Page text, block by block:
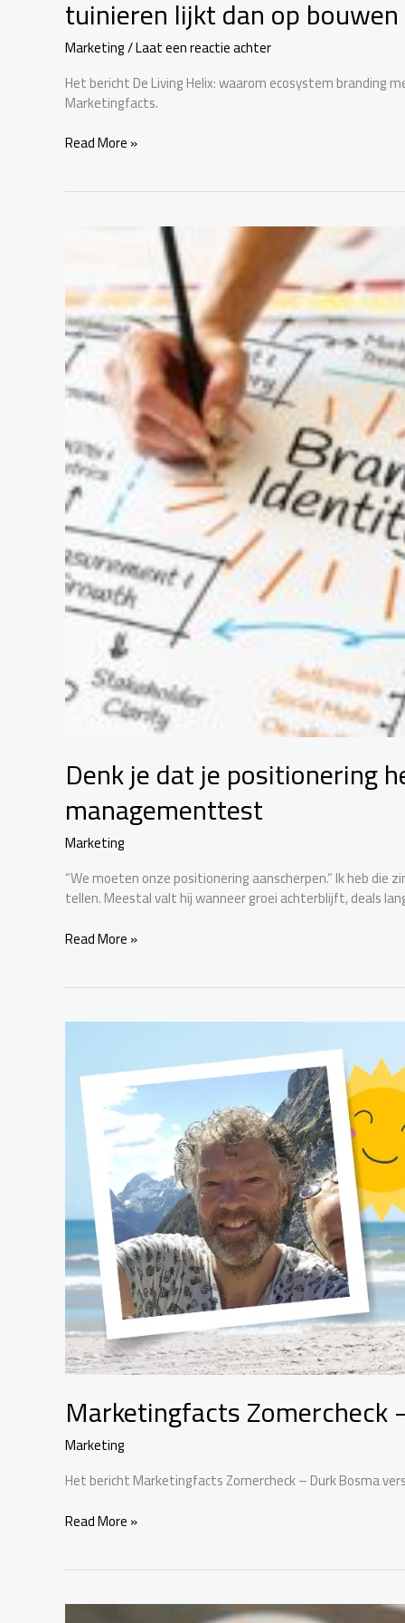
tuinieren lijkt dan op bouwen
Marketing/Laat een reactie achter
Het bericht De Living Helix: waarom ecosystem branding
Marketingfacts.
Read More »
Denk je dat je positionering
managementtest
Marketing
“We moeten onze positionering aanscherpen.” Ik heb die
tellen. Meestal valt hij wanneer groei achterblijft, deals
je
positionering
helder
is?
Doe
de
managementtest
Read More »
Marketingfacts Zomercheck
Marketing
Het bericht Marketingfacts Zomercheck – Durk Bosma
Marketingfacts
Durk
Bosma
Read More »
LinkedIn